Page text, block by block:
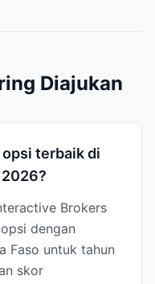
Diajukan
terbaik di
Brokers
dengan
Faso untuk tahun
skor